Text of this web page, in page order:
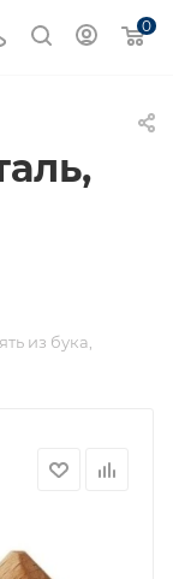
0
из бука,